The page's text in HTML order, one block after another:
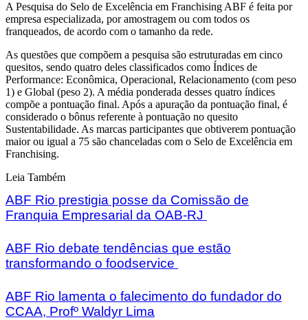
A Pesquisa do Selo de Excelência em Franchising ABF é feita por
empresa especializada, por amostragem ou com todos os
franqueados, de acordo com o tamanho da rede.
As questões que compõem a pesquisa são estruturadas em cinco
quesitos, sendo quatro deles classificados como Índices de
Performance: Econômica, Operacional, Relacionamento (com peso
1) e Global (peso 2). A média ponderada desses quatro índices
compõe a pontuação final. Após a apuração da pontuação final, é
considerado o bônus referente à pontuação no quesito
Sustentabilidade. As marcas participantes que obtiverem pontuação
maior ou igual a 75 são chanceladas com o Selo de Excelência em
Franchising.
Leia Também
ABF Rio prestigia posse da Comissão de
Franquia Empresarial da OAB-RJ
ABF Rio debate tendências que estão
transformando o foodservice
ABF Rio lamenta o falecimento do fundador do
CCAA, Profº Waldyr Lima